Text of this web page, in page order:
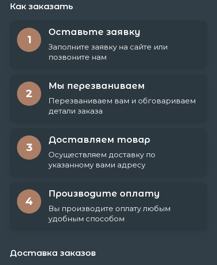
Как заказать
1
Оставьте заявку
Заполните заявку на сайте или
позвоните нам
2
Мы перезваниваем
Перезваниваем вам и обговариваем
детали заказа
3
Доставляем товар
Осуществляем доставку по
указанному вами адресу
4
Производите оплату
Вы производите оплату любым
удобным способом
Доставка заказов